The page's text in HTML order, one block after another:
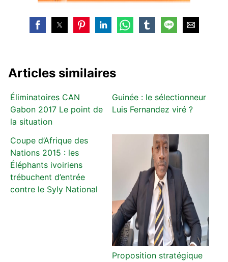
Articles similaires
Éliminatoires CAN
Gabon 2017 Le point de
la situation
Guinée : le sélectionneur
Luis Fernandez viré ?
Coupe d’Afrique des
Nations 2015 : les
Éléphants ivoiriens
trébuchent d’entrée
contre le Syly National
Proposition stratégique